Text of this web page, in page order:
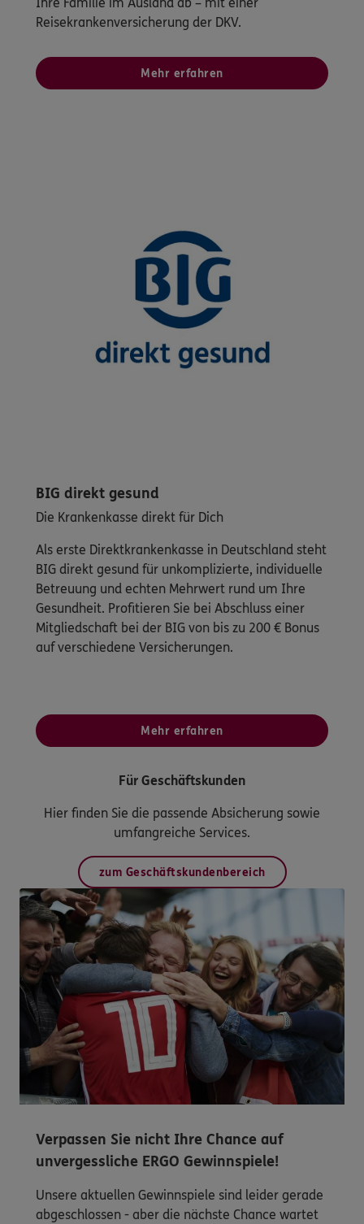
Reisekrankenversicherung der DKV.
Mehr erfahren
BIG direkt gesund
Die Krankenkasse direkt für Dich
Als erste Direktkrankenkasse in Deutschland steht
BIG direkt gesund für unkomplizierte, individuelle
Betreuung und echten Mehrwert rund um Ihre
Gesundheit. Profitieren Sie bei Abschluss einer
Mitgliedschaft bei der BIG von bis zu 200 € Bonus
auf verschiedene Versicherungen.
Mehr erfahren
Für Geschäftskunden
Hier finden Sie die passende Absicherung sowie
umfangreiche Services.
zum Geschäftskundenbereich
Verpassen Sie nicht Ihre Chance auf
unvergessliche ERGO Gewinnspiele!
Unsere aktuellen Gewinnspiele sind leider gerade
abgeschlossen - aber die nächste Chance wartet